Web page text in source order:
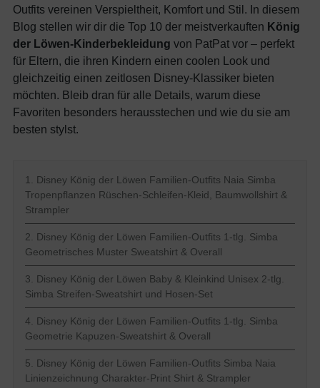
Outfits vereinen Verspieltheit, Komfort und Stil. In diesem
Blog stellen wir dir die Top 10 der meistverkauften König
der Löwen-Kinderbekleidung von PatPat vor – perfekt
für Eltern, die ihren Kindern einen coolen Look und
gleichzeitig einen zeitlosen Disney-Klassiker bieten
möchten. Bleib dran für alle Details, warum diese
Favoriten besonders herausstechen und wie du sie am
besten stylst.
1. Disney König der Löwen Familien-Outfits Naia Simba
Tropenpflanzen Rüschen-Schleifen-Kleid, Baumwollshirt &
Strampler
2. Disney König der Löwen Familien-Outfits 1-tlg. Simba
Geometrisches Muster Sweatshirt & Overall
3. Disney König der Löwen Baby & Kleinkind Unisex 2-tlg.
Simba Streifen-Sweatshirt und Hosen-Set
4. Disney König der Löwen Familien-Outfits 1-tlg. Simba
Geometrie Kapuzen-Sweatshirt & Overall
5. Disney König der Löwen Familien-Outfits Simba Naia
Linienzeichnung Charakter-Print Shirt & Strampler